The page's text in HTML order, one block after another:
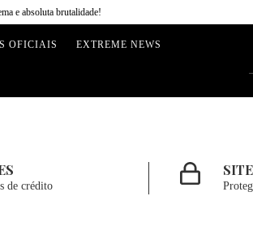
e absoluta brutalidade!
OFICIAIS EXTREME NEWS
de crédito